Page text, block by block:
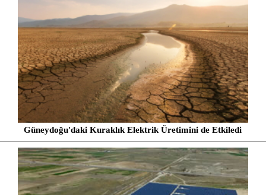
Güneydoğu'daki Kuraklık Elektrik Üretimini de Etkiledi